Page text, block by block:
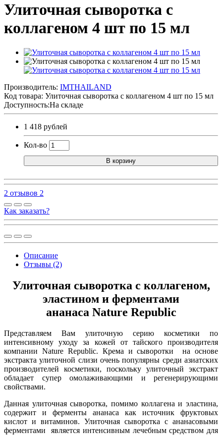
Улиточная сыворотка с
коллагеном 4 шт по 15 мл
Производитель: IMTHAILAND
Код товара: Улиточная сыворотка с коллагеном 4 шт по 15 мл
Доступность:На складе
1 418 рублей
Кол-во
В корзину
2 отзывов 2
Как заказать?
Описание
Отзывы (2)
Улиточная сыворотка с коллагеном,
эластином и ферментами
ананаса Nature Republic
Представляем Вам улиточную серию косметики по
интенсивному уходу за кожей от тайского производителя
компании Nature Republic. Крема и сыворотки на основе
экстракта улиточной слизи очень популярны среди азиатских
производителей косметики, поскольку улиточный экстракт
обладает супер омолаживающими и регенерирующими
свойствами.
Данная улиточная сыворотка, помимо коллагена и эластина,
содержит и ферменты ананаса как источник фруктовых
кислот и витаминов. Улиточная сыворотка с ананасовыми
ферментами является интенсивным лечебным средством для